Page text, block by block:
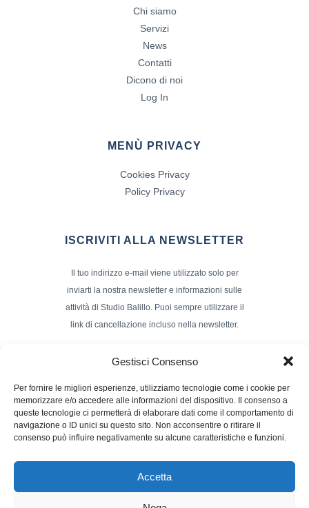
Gestisci Consenso
Per fornire le migliori esperienze, utilizziamo tecnologie come i cookie per
memorizzare e/o accedere alle informazioni del dispositivo. Il consenso a
queste tecnologie ci permetterà di elaborare dati come il comportamento di
navigazione o ID unici su questo sito. Non acconsentire o ritirare il
consenso può influire negativamente su alcune caratteristiche e funzioni.
Accetta
Chi siamo
Servizi
News
Contatti
Dicono di noi
Log In
MENÙ PRIVACY
Cookies Privacy
Policy Privacy
ISCRIVITI ALLA NEWSLETTER
Il tuo indirizzo e-mail viene utilizzato solo per
inviarti la nostra newsletter e informazioni sulle
attività di Studio Balillo. Puoi sempre utilizzare il
link di cancellazione incluso nella newsletter.
Nome e Cognome